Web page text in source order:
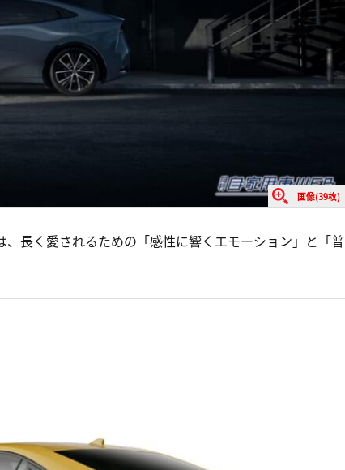
画像(39枚)
長く愛されるための「感性に響くエモーション」と「普